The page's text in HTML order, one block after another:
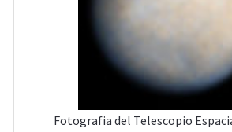
Fotografia del Telescopio